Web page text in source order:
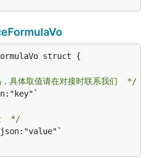
struct {
具体取值请在对接时联系我们  */
*/